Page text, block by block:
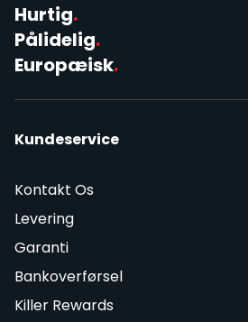
Hurtig.
Pålidelig.
Europæisk.
Kundeservice
Kontakt Os
Levering
Garanti
Bankoverførsel
Killer Rewards